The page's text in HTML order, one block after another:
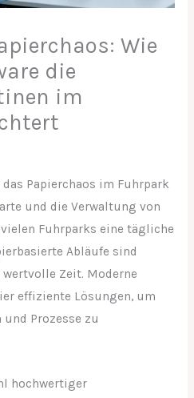
Wie
die
im
Papierchaos im Fuhrpark
und die Verwaltung von
Fuhrparks eine tägliche
Abläufe sind
Zeit. Moderne
effiziente Lösungen, um
Prozesse zu
hochwertiger